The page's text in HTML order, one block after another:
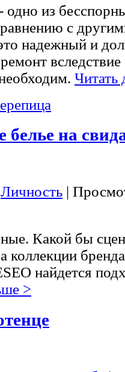
одно из
с
надежный и
Читать
на
Личность |
Какой бы
коллекции
найдется
>